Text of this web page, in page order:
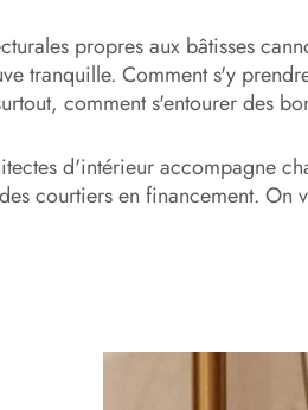
propres aux bâtisses
tranquille. Comment s'y
comment s'entourer des
d'intérieur accompagne
courtiers en financement. On